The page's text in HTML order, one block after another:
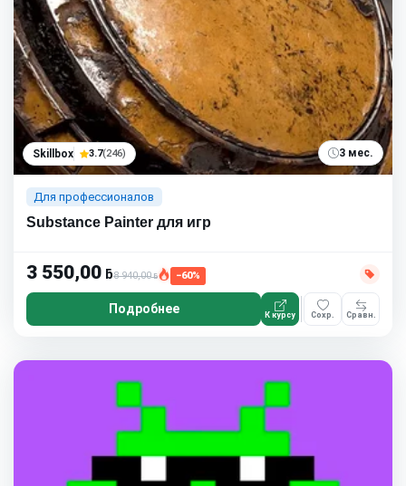
Skillbox 3.7(246) 3 мес.
Для профессионалов
Substance Painter для игр
3 550,00 ƃ8 940,00ƃ −60%
Подробнее К курсу Сохр. Сравн.